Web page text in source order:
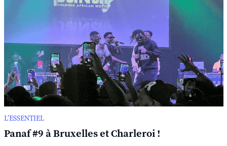
L’ESSENTIEL
Panaf #9 à Bruxelles et Charleroi !